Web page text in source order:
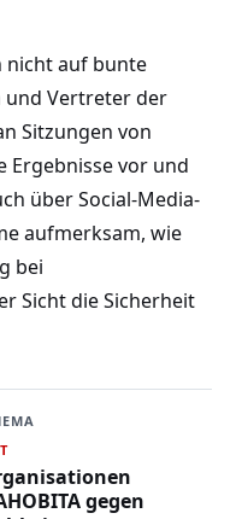
nicht auf bunte
und Vertreter der
Sitzungen von
Ergebnisse vor und
über Social-Media-
aufmerksam, wie
bei
Sicht die Sicherheit
gegen